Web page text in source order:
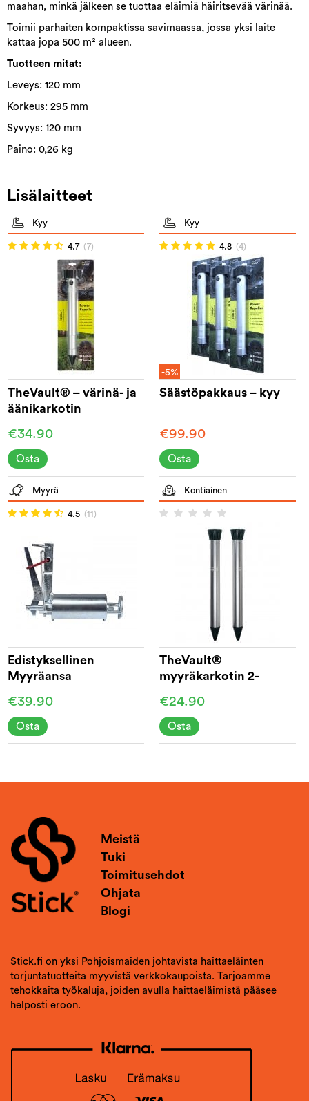
maahan, minkä jälkeen se tuottaa eläimiä häiritsevää värinää.
Toimii parhaiten kompaktissa savimaassa, jossa yksi laite
kattaa jopa 500 m² alueen.
Tuotteen mitat:
Leveys: 120 mm
Korkeus: 295 mm
Syvyys: 120 mm
Paino: 0,26 kg
Lisälaitteet
Kyy
4.7 (7)
TheVault® – värinä- ja
äänikarkotin
€34.90
Osta
Kyy
4.8 (4)
-5%
Säästöpakkaus – kyy
€99.90
Osta
Myyrä
4.5 (11)
Edistyksellinen
Myyräansa
€39.90
Osta
Kontiainen
TheVault®
myyräkarkotin 2-
€24.90
Osta
Meistä
Tuki
Toimitusehdot
Ohjata
Blogi
Stick.fi on yksi Pohjoismaiden johtavista haittaeläinten
torjuntatuotteita myyvistä verkkokaupoista. Tarjoamme
tehokkaita työkaluja, joiden avulla haittaeläimistä pääsee
helposti eroon.